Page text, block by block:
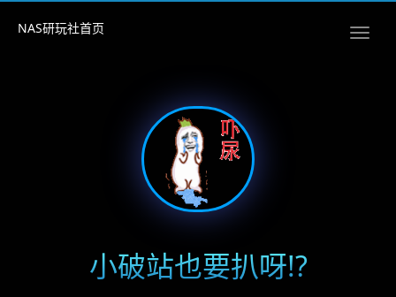
NAS研玩社首页
小破站也要扒呀!?